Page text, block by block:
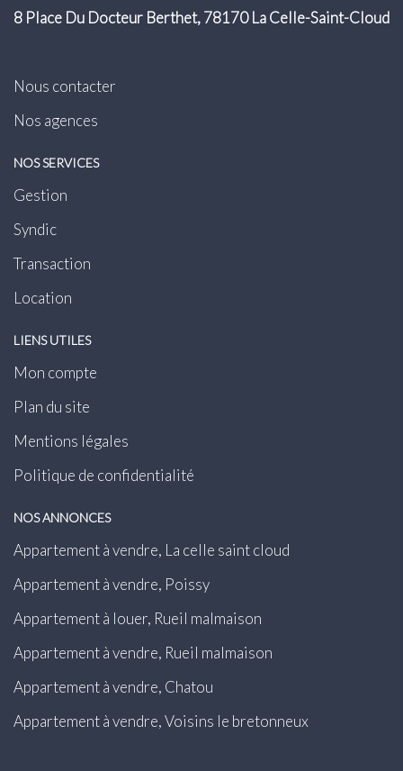
8 Place Du Docteur Berthet, 78170 La Celle-Saint-Cloud
Nous contacter
Nos agences
NOS SERVICES
Gestion
Syndic
Transaction
Location
LIENS UTILES
Mon compte
Plan du site
Mentions légales
Politique de confidentialité
NOS ANNONCES
Appartement à vendre, La celle saint cloud
Appartement à vendre, Poissy
Appartement à louer, Rueil malmaison
Appartement à vendre, Rueil malmaison
Appartement à vendre, Chatou
Appartement à vendre, Voisins le bretonneux